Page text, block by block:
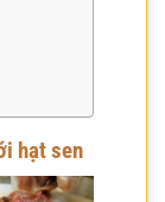
hạt sen